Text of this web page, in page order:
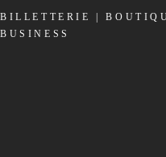
BILLETTERIE |
BUSINESS